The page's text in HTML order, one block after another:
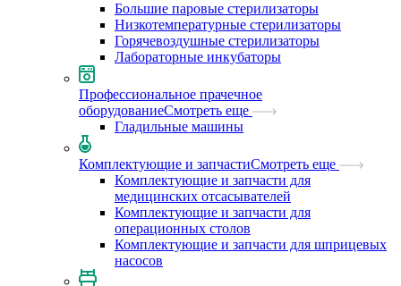
Большие паровые стерилизаторы
Низкотемпературные стерилизаторы
Горячевоздушные стерилизаторы
Лабораторные инкубаторы
Профессиональное прачечное
оборудованиеСмотреть еще
Гладильные машины
Комплектующие и запчастиСмотреть еще
Комплектующие и запчасти для
медицинских отсасывателей
Комплектующие и запчасти для
операционных столов
Комплектующие и запчасти для шприцевых
насосов